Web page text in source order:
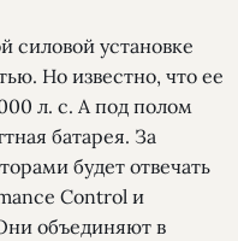
силовой установке
Но известно, что ее
л. с. А под полом
батарея. За
будет отвечать
Control и
объединяют в